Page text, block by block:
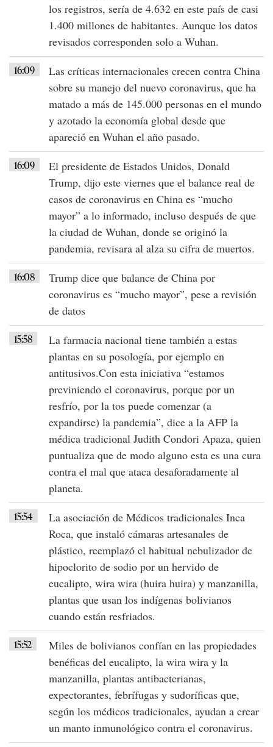
los registros, sería de 4.632 en este país de casi
1.400 millones de habitantes. Aunque los datos
revisados corresponden solo a Wuhan.
16:09
Las críticas internacionales crecen contra China
sobre su manejo del nuevo coronavirus, que ha
matado a más de 145.000 personas en el mundo
y azotado la economía global desde que
apareció en Wuhan el año pasado.
16:09
El presidente de Estados Unidos, Donald
Trump, dijo este viernes que el balance real de
casos de coronavirus en China es “mucho
mayor” a lo informado, incluso después de que
la ciudad de Wuhan, donde se originó la
pandemia, revisara al alza su cifra de muertos.
16:08
Trump dice que balance de China por
coronavirus es “mucho mayor”, pese a revisión
de datos
15:58
La farmacia nacional tiene también a estas
plantas en su posología, por ejemplo en
antitusivos.Con esta iniciativa “estamos
previniendo el coronavirus, porque por un
resfrío, por la tos puede comenzar (a
expandirse) la pandemia”, dice a la AFP la
médica tradicional Judith Condori Apaza, quien
puntualiza que de modo alguno esta es una cura
contra el mal que ataca desaforadamente al
planeta.
15:54
La asociación de Médicos tradicionales Inca
Roca, que instaló cámaras artesanales de
plástico, reemplazó el habitual nebulizador de
hipoclorito de sodio por un hervido de
eucalipto, wira wira (huira huira) y manzanilla,
plantas que usan los indígenas bolivianos
cuando están resfriados.
15:52
Miles de bolivianos confían en las propiedades
benéficas del eucalipto, la wira wira y la
manzanilla, plantas antibacterianas,
expectorantes, febrífugas y sudoríficas que,
según los médicos tradicionales, ayudan a crear
un manto inmunológico contra el coronavirus.